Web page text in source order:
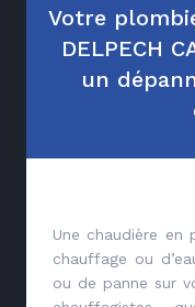
Votre
DELPECH
un
Une chaudière en
chauffage ou
ou de panne sur